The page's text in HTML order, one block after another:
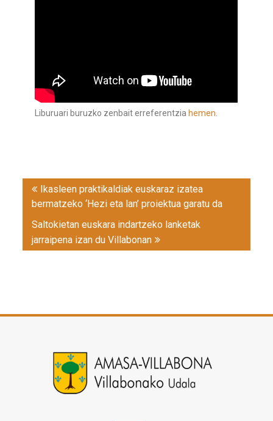
Liburuari buruzko zenbait erreferentzia hemen
Post
navigation
Ikasleen praktikaldiak euskaraz izatea
bermatzeko ‘Hezi eta lan’ proiektua garatu da
Saltokietan euskara indartzeko lanketak
jarraipena izan du Villabonan